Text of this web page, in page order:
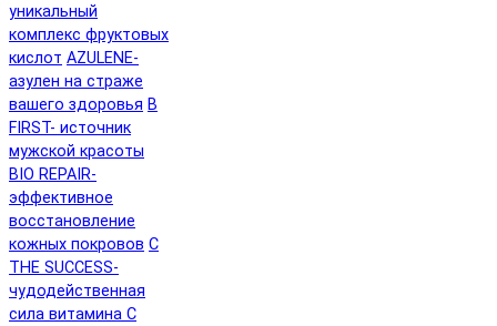
уникальный
комплекс фруктовых
кислот AZULENE-
азулен на страже
вашего здоровья B
FIRST- источник
мужской красоты
BIO REPAIR-
эффективное
восстановление
кожных покровов C
THE SUCCESS-
чудодейственная
сила витамина C